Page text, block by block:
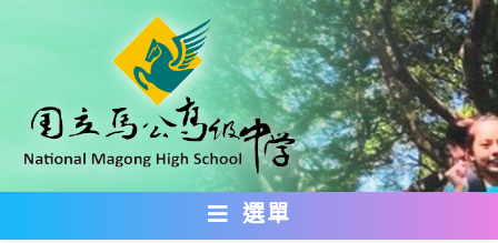
內
選單